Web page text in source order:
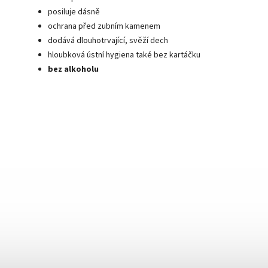
posiluje dásně
ochrana před zubním kamenem
dodává dlouhotrvající, svěží dech
hloubková ústní hygiena také bez kartáčku
bez alkoholu